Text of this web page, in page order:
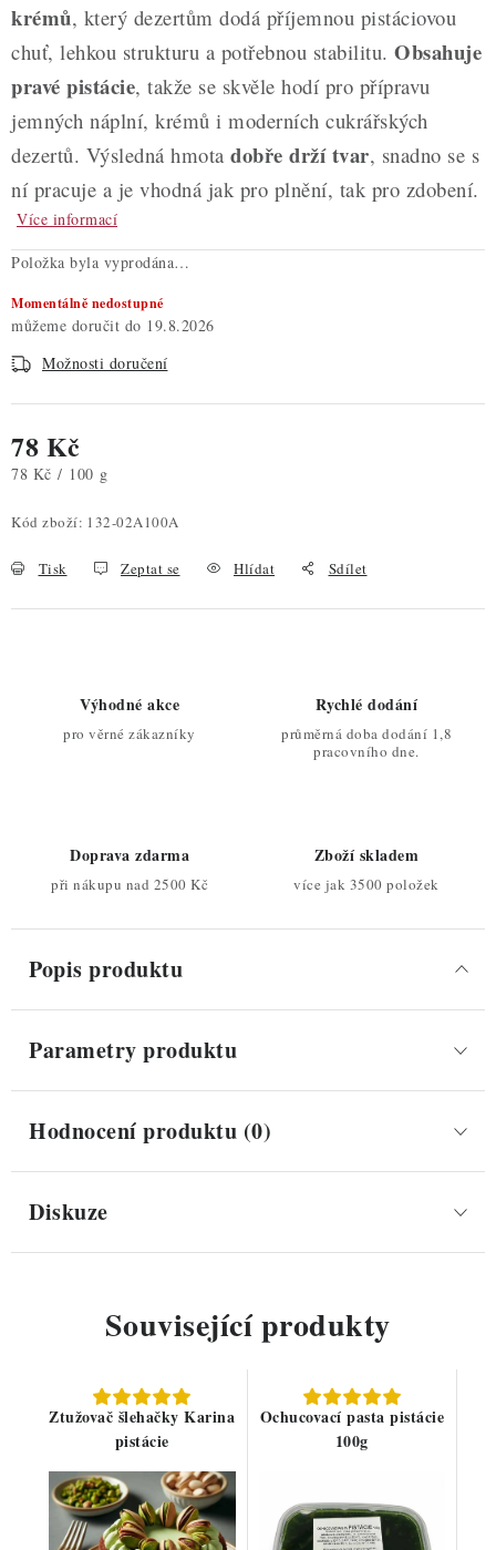
krémů, který dezertům dodá příjemnou pistáciovou
chuť, lehkou strukturu a potřebnou stabilitu. Obsahuje
pravé pistácie, takže se skvěle hodí pro přípravu
jemných náplní, krémů i moderních cukrářských
dezertů. Výsledná hmota dobře drží tvar, snadno se s
ní pracuje a je vhodná jak pro plnění, tak pro zdobení.
Více informací
Položka byla vyprodána…
Momentálně nedostupné
19.8.2026
Možnosti doručení
78 Kč
Měrná cena:
78 Kč / 100 g
Kód zboží: 132-02A100A
Tisk Zeptat se Hlídat Sdílet
Výhodné akce
pro věrné zákazníky
Rychlé dodání
průměrná doba dodání 1,8
pracovního dne.
Doprava zdarma
při nákupu nad 2500 Kč
Zboží skladem
více jak 3500 položek
Popis produktu
Parametry produktu
Hodnocení produktu (0)
Diskuze
Související produkty
Ztužovač šlehačky Karina
pistácie
Ochucovací pasta pistácie
100g